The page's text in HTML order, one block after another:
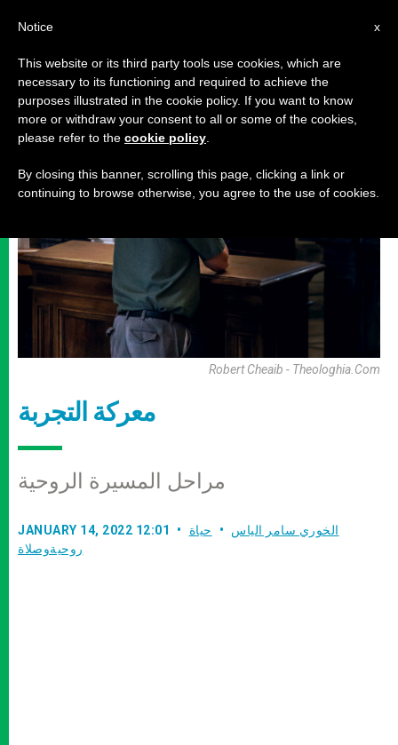
حياة روحيةوصلاة
Robert Cheaib - Theologhia.com
معركة التجربة
مراحل المسيرة الروحية
JANUARY 14, 2022 12:01 الخوري سامر الياس
حياة
روحيةوصلاة
x
Notice
This website or its third party tools use cookies, which are
necessary to its functioning and required to achieve the
purposes illustrated in the cookie policy. If you want to know
more or withdraw your consent to all or some of the cookies,
please refer to the cookie policy
By closing this banner, scrolling this page, clicking a link or
continuing to browse otherwise, you agree to the use of cookies.